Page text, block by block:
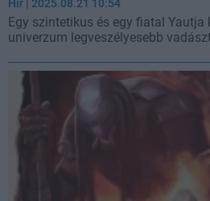
Hír | 2025.08.21 10:54
Egy szintetikus és egy fiatal
univerzum legveszélyesebb